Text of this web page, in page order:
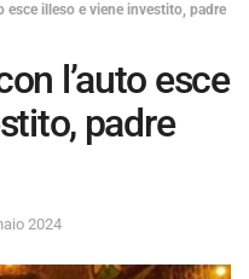
esce illeso e viene investito, padre
l’auto esce
padre
2024